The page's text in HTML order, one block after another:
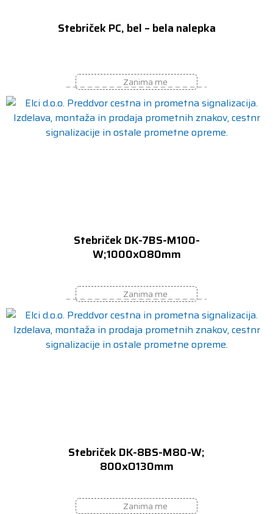
Stebriček PC, bel – bela nalepka
Zanima me
Stebriček DK-7BS-M100-
W;1000xO80mm
Zanima me
Stebriček DK-8BS-M80-W;
800xO130mm
Zanima me